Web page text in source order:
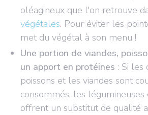
oléagineux que l'on retrouve
végétales. Pour éviter les
met du végétal à son menu !
Une portion de viandes,
un apport en protéines : Si
poissons et les viandes sont
consommés, les légumineuses
offrent un substitut de qualité